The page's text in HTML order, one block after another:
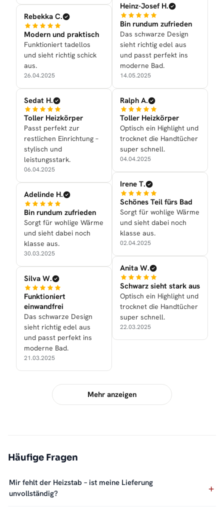
Rebekka C.
Modern und praktisch
Funktioniert tadellos
und sieht richtig schick
aus.
26.04.2025
Sedat H.
Toller Heizkörper
Passt perfekt zur
restlichen Einrichtung –
stylisch und
leistungsstark.
06.04.2025
Adelinde H.
Bin rundum zufrieden
Sorgt für wohlige Wärme
und sieht dabei noch
klasse aus.
30.03.2025
Silva W.
Funktioniert
einwandfrei
Das schwarze Design
sieht richtig edel aus
und passt perfekt ins
moderne Bad.
21.03.2025
Heinz-Josef H.
Bin rundum zufrieden
Das schwarze Design
sieht richtig edel aus
und passt perfekt ins
moderne Bad.
14.05.2025
Ralph A.
Toller Heizkörper
Optisch ein Highlight und
trocknet die Handtücher
super schnell.
04.04.2025
Irene T.
Schönes Teil fürs Bad
Sorgt für wohlige Wärme
und sieht dabei noch
klasse aus.
02.04.2025
Anita W.
Schwarz sieht stark aus
Optisch ein Highlight und
trocknet die Handtücher
super schnell.
22.03.2025
Mehr anzeigen
Häufige Fragen
Mir fehlt der Heizstab – ist meine Lieferung
unvollständig?